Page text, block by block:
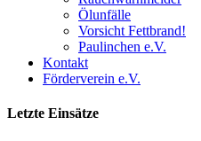
Ölunfälle
Vorsicht Fettbrand!
Paulinchen e.V.
Kontakt
Förderverein e.V.
Letzte Einsätze